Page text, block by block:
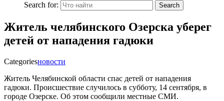
Search for:
Search
Житель челябинского Озерска уберег
детей от нападения гадюки
Categoriesновости
Житель Челябинской области спас детей от нападения
гадюки. Происшествие случилось в субботу, 14 сентября, в
городе Озерске. Об этом сообщили местные СМИ.